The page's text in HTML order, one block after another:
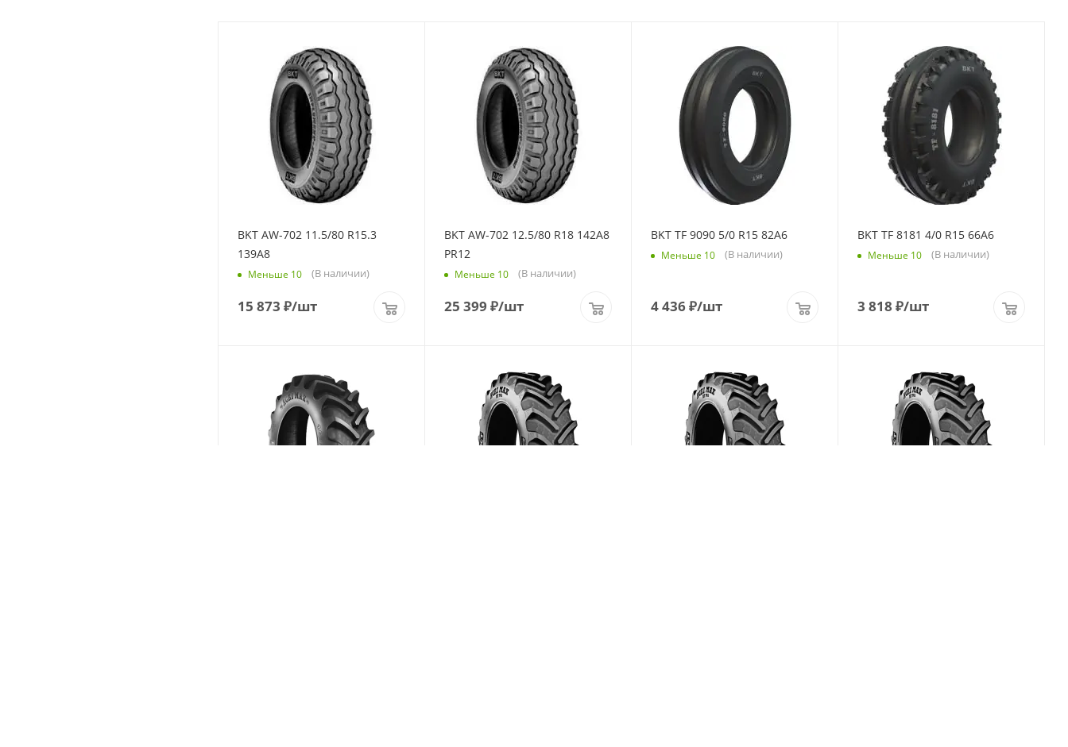
BKT AW-702 11.5/80 R15.3
139A8
Меньше 10 (В наличии)
15 873 ₽/шт
BKT AW-702 12.5/80 R18 142A8
PR12
Меньше 10 (В наличии)
25 399 ₽/шт
BKT TF 9090 5/0 R15 82A6
Меньше 10 (В наличии)
4 436 ₽/шт
BKT TF 8181 4/0 R15 66A6
Меньше 10 (В наличии)
3 818 ₽/шт